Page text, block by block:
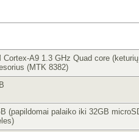
Cortex-A9 1.3 GHz Quad core
(MTK 8382)
(papildomai palaiko iki 32GB